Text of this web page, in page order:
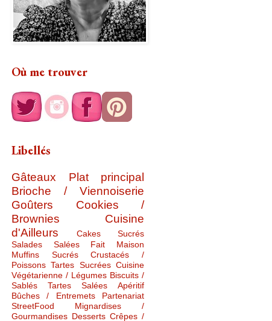
Où me trouver
Libellés
Gâteaux
Plat principal
Brioche / Viennoiserie
Goûters
Cookies /
Brownies
Cuisine
d'Ailleurs
Cakes Sucrés
Salades Salées
Fait Maison
Muffins Sucrés
Crustacés /
Poissons Tartes Sucrées Cuisine
Végétarienne / Légumes Biscuits /
Sablés
Tartes Salées
Apéritif
Bûches / Entremets
Partenariat
StreetFood
Mignardises /
Gourmandises Desserts Crêpes /